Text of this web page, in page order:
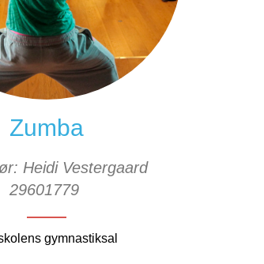
Zumba
Heidi Vestergaard
29601779
skolens gymnastiksal